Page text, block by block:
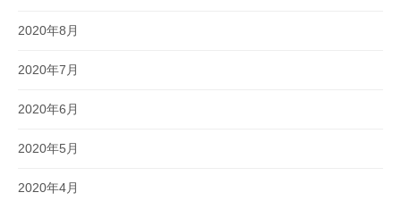
2020年8月
2020年7月
2020年6月
2020年5月
2020年4月